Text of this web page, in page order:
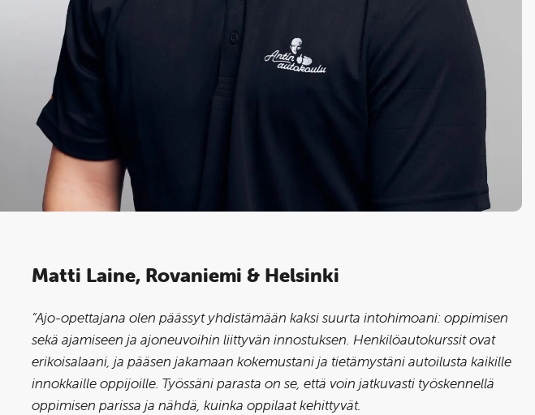
Matti Laine, Rovaniemi & Helsinki
”Ajo-opettajana olen päässyt yhdistämään kaksi suurta intohimoani: oppimisen
sekä ajamiseen ja ajoneuvoihin liittyvän innostuksen. Henkilöautokurssit ovat
erikoisalaani, ja pääsen jakamaan kokemustani ja tietämystäni autoilusta kaikille
innokkaille oppijoille. Työssäni parasta on se, että voin jatkuvasti työskennellä
oppimisen parissa ja nähdä, kuinka oppilaat kehittyvät.